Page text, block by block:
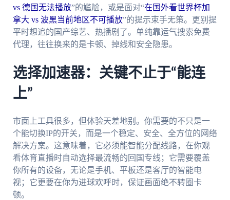
vs 德国无法播放”的尴尬，或是面对“在国外看世界杯加
拿大 vs 波黑当前地区不可播放”的提示束手无策。更别提
平时想追的国产综艺、热播剧了。单纯靠运气搜索免费
代理，往往换来的是卡顿、掉线和安全隐患。
选择加速器：关键不止于“能连
上”
市面上工具很多，但体验天差地别。你需要的不只是一
个能切换IP的开关，而是一个稳定、安全、全方位的网络
解决方案。这意味着，它必须能智能分配线路，在你观
看体育直播时自动选择最流畅的回国专线；它需要覆盖
你所有的设备，无论是手机、平板还是客厅的智能电
视；它更要在你为进球欢呼时，保证画面绝不转圈卡
顿。